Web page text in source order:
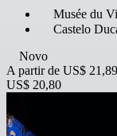
Musée du
Castelo
Novo
A partir de US$ 21,89
US$ 20,80